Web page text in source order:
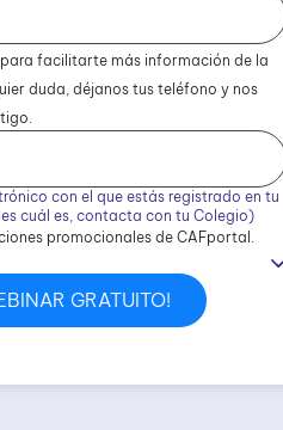
facilitarte más información de la
duda, déjanos tus teléfono y nos
con el que estás registrado en tu
cuál es, contacta con tu Colegio)
promocionales de CAFportal.